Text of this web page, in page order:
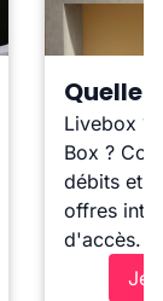
Quelle
Livebox ?
Box ?
débits et
offres
d'accès.
Je